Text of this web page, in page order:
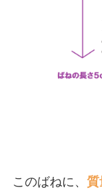
このばねに、 質